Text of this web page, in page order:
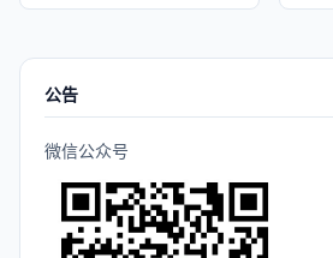
公告
微信公众号